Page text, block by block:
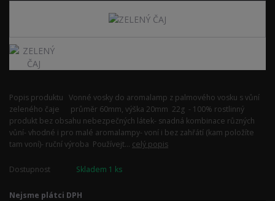
Popis produktu Vonné vosky do aromalamp z palmového vosku s vůní
zeleného čaje průměr 60mm, výška 20mm 22g - 100% rostlinný
produkt bez obsahu nebezpečných látek- snadná kombinace různých
vůní- vhodné i pro malé aromalampy- voní i bez zahřátí (kam položíte
tam voní)- ruční výroba Používejt... celý popis
Dostupnost Skladem 1 ks
Nejsme plátci DPH